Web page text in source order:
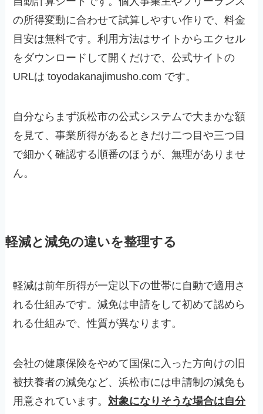
の所得変動に合わせて試算しやすい作りで、料金
目安は無料です。利用方法はサイトからエクセル
をダウンロードして開くだけで、公式サイトの
URLは toyodakanajimusho.com です。
自分ならまず浜松市の公式システムで大まかな額
を見て、事業所得があるときだけ二つ目や三つ目
で細かく確認する順番のほうが、無理がありませ
ん。
軽減と減免の違いを整理する
軽減は前年所得が一定以下の世帯に自動で適用さ
れる仕組みです。減免は申請をして初めて認めら
れる仕組みで、性質が異なります。
会社の健康保険をやめて国保に入った方向けの旧
被扶養者の減免など、浜松市には申請制の減免も
用意されています。対象になりそうな場合は自分